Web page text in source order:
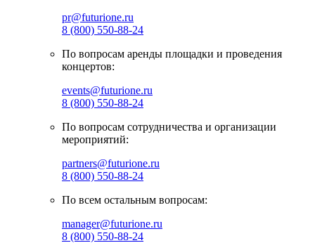
pr@futurione.ru
8 (800) 550-88-24
По вопросам аренды площадки и проведения
концертов:
events@futurione.ru
8 (800) 550-88-24
По вопросам сотрудничества и организации
мероприятий:
partners@futurione.ru
8 (800) 550-88-24
По всем остальным вопросам:
manager@futurione.ru
8 (800) 550-88-24